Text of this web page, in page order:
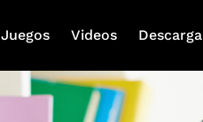
Juegos Videos